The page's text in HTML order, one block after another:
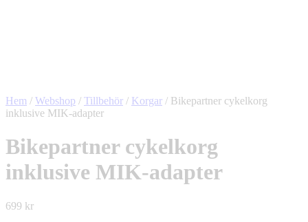
Hem / Webshop / Tillbehör / Korgar / Bikepartner cykelkorg
inklusive MIK-adapter
Bikepartner cykelkorg
inklusive MIK-adapter
699 kr